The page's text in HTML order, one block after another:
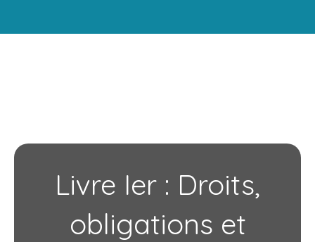
Livre Ier : Droits,
obligations et